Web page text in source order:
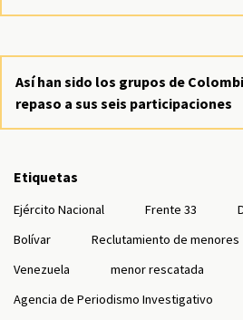
Así han sido los grupos de
repaso a sus seis participaciones
Etiquetas
Ejército Nacional Frente 33
Bolívar
Reclutamiento de menores
Venezuela
menor rescatada
Agencia de Periodismo Investigativo